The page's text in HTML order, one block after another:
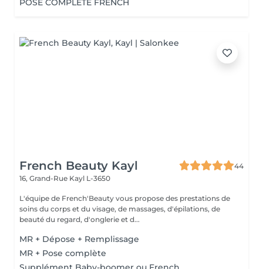
POSE COMPLETE FRENCH
French Beauty Kayl
44
16, Grand-Rue Kayl L-3650
L'équipe de French'Beauty vous propose des prestations de
soins du corps et du visage, de massages, d'épilations, de
beauté du regard, d'onglerie et d...
MR + Dépose + Remplissage
MR + Pose complète